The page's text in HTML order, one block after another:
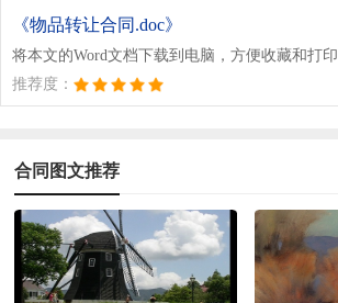
《物品转让合同.doc》
将本文的Word文档下载到电脑，方便收藏和打印
推荐度：
合同图文推荐